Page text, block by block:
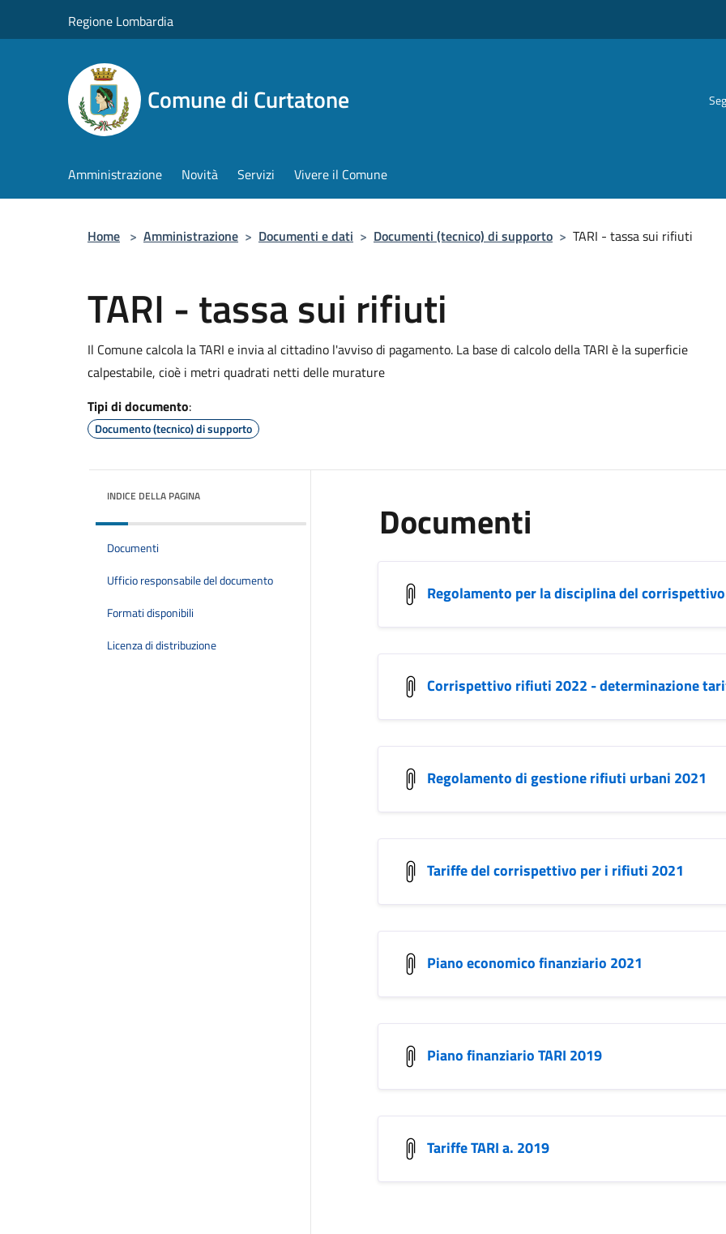
Regione Lombardia
Comune di Curtatone
Amministrazione Novità Servizi Vivere il Comune
Home > Amministrazione > Documenti e dati > Documenti (tecnico) di supporto > TARI - tassa sui rifiuti
TARI - tassa sui rifiuti
Il Comune calcola la TARI e invia al cittadino l'avviso di pagamento. La base di calcolo della TARI è la superficie
calpestabile, cioè i metri quadrati netti delle murature
Tipi di documento:
Documento (tecnico) di supporto
INDICE DELLA PAGINA
Documenti
Ufficio responsabile del documento
Formati disponibili
Licenza di distribuzione
Documenti
Regolamento per la disciplina del
Corrispettivo rifiuti 2022 - determinazione
Regolamento di gestione rifiuti urbani 2021
Tariffe del corrispettivo per i rifiuti 2021
Piano economico finanziario 2021
Piano finanziario TARI 2019
Tariffe TARI a. 2019